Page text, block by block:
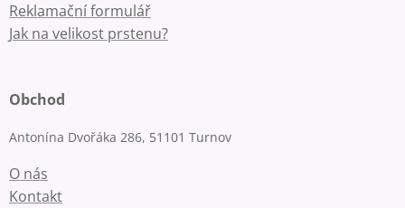
Reklamační formulář
Jak na velikost prstenu?
Obchod
Antonína Dvořáka 286, 51101 Turnov
O nás
Kontakt